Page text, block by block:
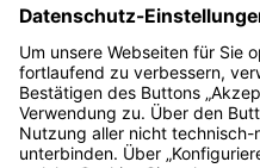
Von dem
des höheren
betroffenen Gemeinde
4Liegen bei einem Kind
Gewichtungsfaktoren